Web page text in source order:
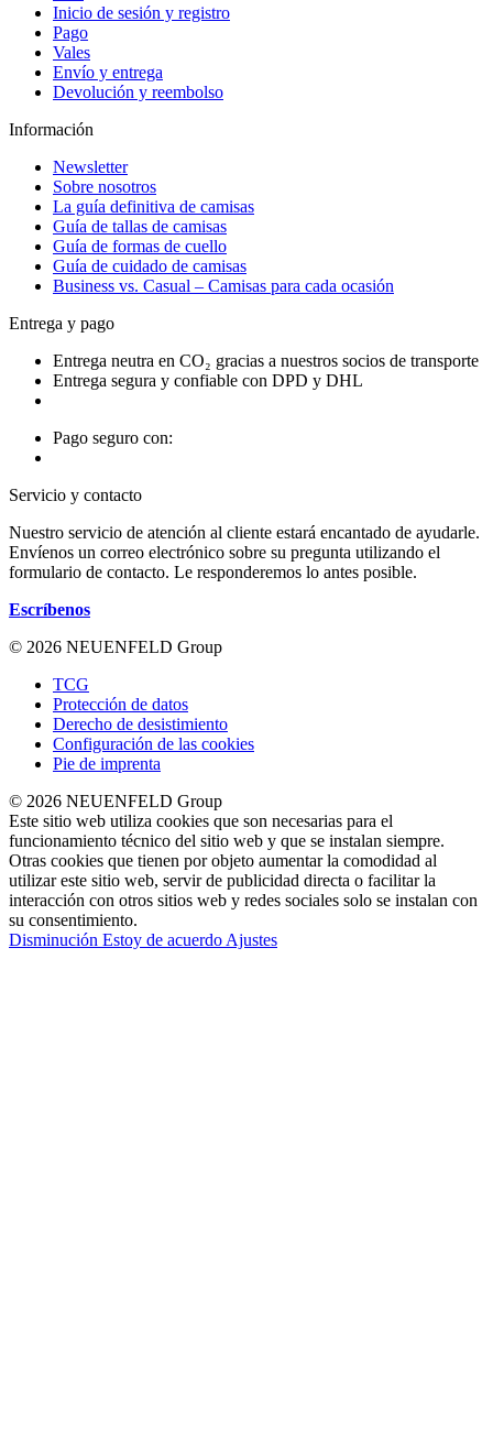
Inicio de sesión y registro
Pago
Vales
Envío y entrega
Devolución y reembolso
Información
Newsletter
Sobre nosotros
La guía definitiva de camisas
Guía de tallas de camisas
Guía de formas de cuello
Guía de cuidado de camisas
Business vs. Casual – Camisas para cada ocasión
Entrega y pago
Entrega neutra en CO₂ gracias a nuestros socios de transporte
Entrega segura y confiable con DPD y DHL
Pago seguro con:
Servicio y contacto
Nuestro servicio de atención al cliente estará encantado de ayudarle.
Envíenos un correo electrónico sobre su pregunta utilizando el
formulario de contacto. Le responderemos lo antes posible.
Escríbenos
© 2026 NEUENFELD Group
TCG
Protección de datos
Derecho de desistimiento
Configuración de las cookies
Pie de imprenta
© 2026 NEUENFELD Group
Este sitio web utiliza cookies que son necesarias para el
funcionamiento técnico del sitio web y que se instalan siempre.
Otras cookies que tienen por objeto aumentar la comodidad al
utilizar este sitio web, servir de publicidad directa o facilitar la
interacción con otros sitios web y redes sociales solo se instalan con
su consentimiento.
Disminución Estoy de acuerdo Ajustes